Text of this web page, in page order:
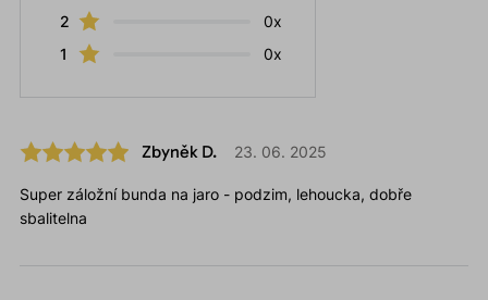
2
0x
1
0x
Zbyněk D. 23. 06. 2025
Super záložní bunda na jaro - podzim, lehoucka, dobře
sbalitelna